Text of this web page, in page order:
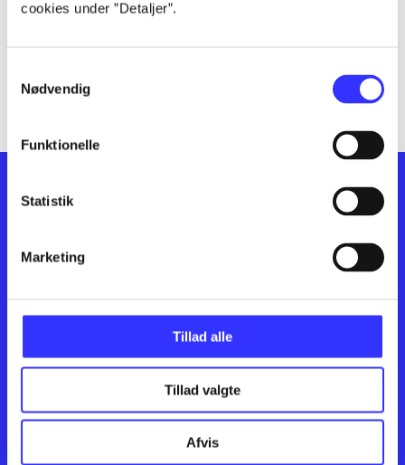
cookies under ”Detaljer”.
Nødvendig
Funktionelle
Statistik
Marketing
Tillad alle
Tillad valgte
Afvis
lorem ipsum dolor sit amet ...
lorem ipsum dolor sit amet ...
Feedback
Kontakt os
English
Artikler
Film
Musik
Noder